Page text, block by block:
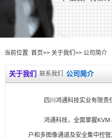
当前位置: 首页>> 关于我们 >> 公司简介
关于我们 联系我们 公司简介
四川鸿通科技实业有限
鸿通科技，全面掌握
户和多图像通道及安全集中控